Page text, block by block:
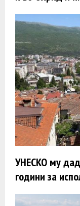
УНЕСКО му
години за